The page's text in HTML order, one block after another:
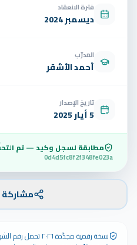
فترة الانعقاد
ديسمبر 2024
المدرّب
أحمد الأشقر
تاريخ الإصدار
5 أيار 2025
مطابقة لسجل وكيد — تم
0d4d5fc8f2f348fe023a
مشاركة
نسخة رقمية مجدَّدة